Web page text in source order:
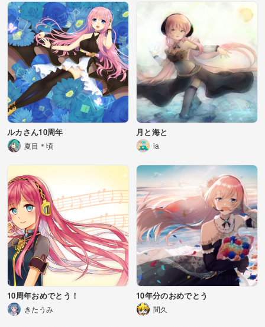
ルカさん10周年
夏目＊頃
月と海と
ia
10周年おめでとう！
きたうみ
10年分のおめでとう
間久